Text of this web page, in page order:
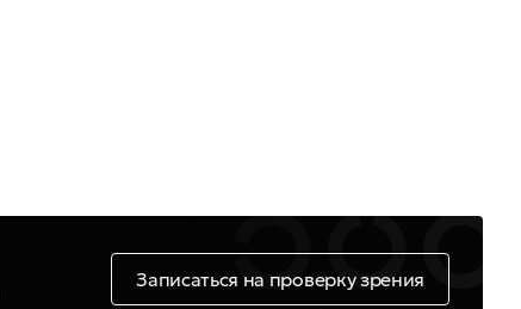
Записаться на проверку зрения